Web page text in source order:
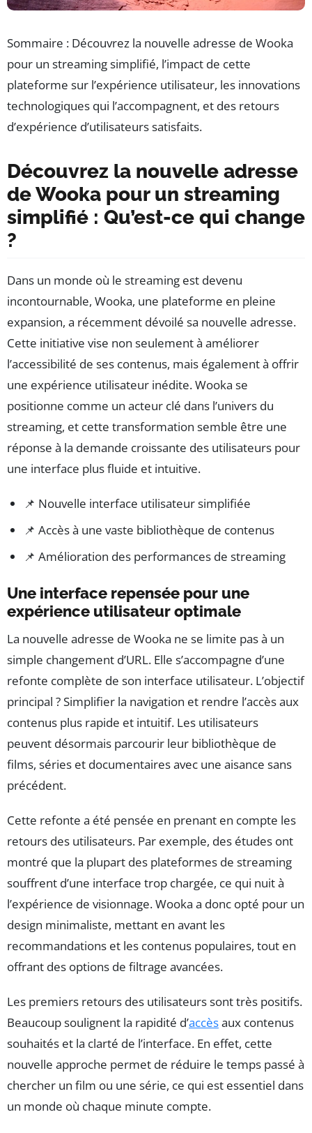
Sommaire : Découvrez la nouvelle adresse de Wooka
pour un streaming simplifié, l’impact de cette
plateforme sur l’expérience utilisateur, les innovations
technologiques qui l’accompagnent, et des retours
d’expérience d’utilisateurs satisfaits.
Découvrez la nouvelle adresse
de Wooka pour un streaming
simplifié : Qu’est-ce qui change
?
Dans un monde où le streaming est devenu
incontournable, Wooka, une plateforme en pleine
expansion, a récemment dévoilé sa nouvelle adresse.
Cette initiative vise non seulement à améliorer
l’accessibilité de ses contenus, mais également à offrir
une expérience utilisateur inédite. Wooka se
positionne comme un acteur clé dans l’univers du
streaming, et cette transformation semble être une
réponse à la demande croissante des utilisateurs pour
une interface plus fluide et intuitive.
📌 Nouvelle interface utilisateur simplifiée
📌 Accès à une vaste bibliothèque de contenus
📌 Amélioration des performances de streaming
Une interface repensée pour une
expérience utilisateur optimale
La nouvelle adresse de Wooka ne se limite pas à un
simple changement d’URL. Elle s’accompagne d’une
refonte complète de son interface utilisateur. L’objectif
principal ? Simplifier la navigation et rendre l’accès aux
contenus plus rapide et intuitif. Les utilisateurs
peuvent désormais parcourir leur bibliothèque de
films, séries et documentaires avec une aisance sans
précédent.
Cette refonte a été pensée en prenant en compte les
retours des utilisateurs. Par exemple, des études ont
montré que la plupart des plateformes de streaming
souffrent d’une interface trop chargée, ce qui nuit à
l’expérience de visionnage. Wooka a donc opté pour un
design minimaliste, mettant en avant les
recommandations et les contenus populaires, tout en
offrant des options de filtrage avancées.
Les premiers retours des utilisateurs sont très positifs.
Beaucoup soulignent la rapidité d’accèsaux contenus
souhaités et la clarté de l’interface. En effet, cette
nouvelle approche permet de réduire le temps passé à
chercher un film ou une série, ce qui est essentiel dans
un monde où chaque minute compte.